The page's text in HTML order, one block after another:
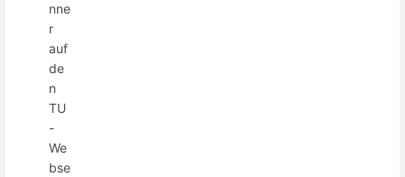
nne
r
auf
de
n
TU
-
We
bse